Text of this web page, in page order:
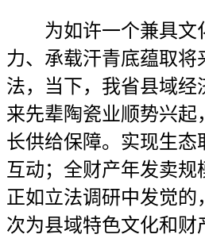
为如许一个兼具文
力、承载汗青底蕴取将
法，当下，我省县域经
来先辈陶瓷业顺势兴起
长供给保障。实现生态
互动；全财产年发卖规
正如立法调研中发觉的
次为县域特色文化和财